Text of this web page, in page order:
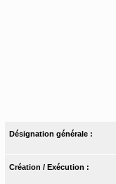
Désignation générale :
Création / Exécution :